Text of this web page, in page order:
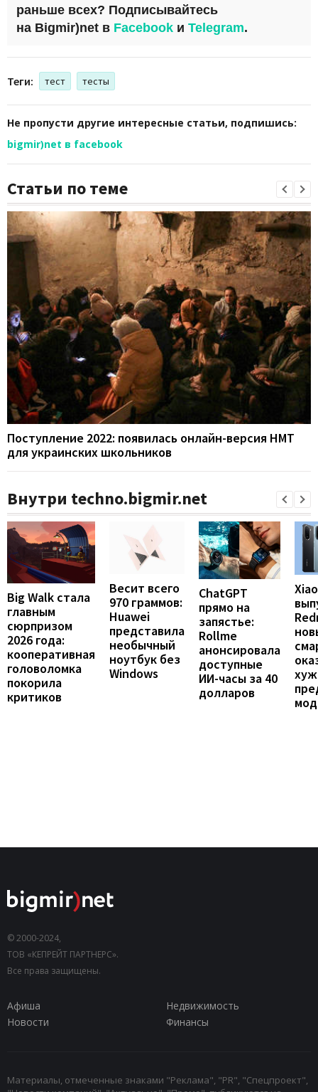
раньше всех? Подписывайтесь
на Bigmir)net в Facebook и Telegram.
Теги: тест тесты
Не пропусти другие интересные статьи, подпишись:
bigmir)net в facebook
Статьи по теме
Поступление 2022: появилась онлайн-версия НМТ
для украинских школьников
Внутри techno.bigmir.net
Big Walk стала
главным
сюрпризом
2026 года:
кооперативная
головоломка
покорила
критиков
Весит всего
970 граммов:
Huawei
представила
необычный
ноутбук без
Windows
ChatGPT
прямо на
запястье:
Rollme
анонсировала
доступные
ИИ-часы за 40
долларов
© 2000-2024,
ТОВ «КЕПРЕЙТ ПАРТНЕРС».
Все права защищены.
Афиша
Недвижимость
Новости
Финансы
Материалы, отмеченные знаками "Реклама", "PR", "Спецпроект",